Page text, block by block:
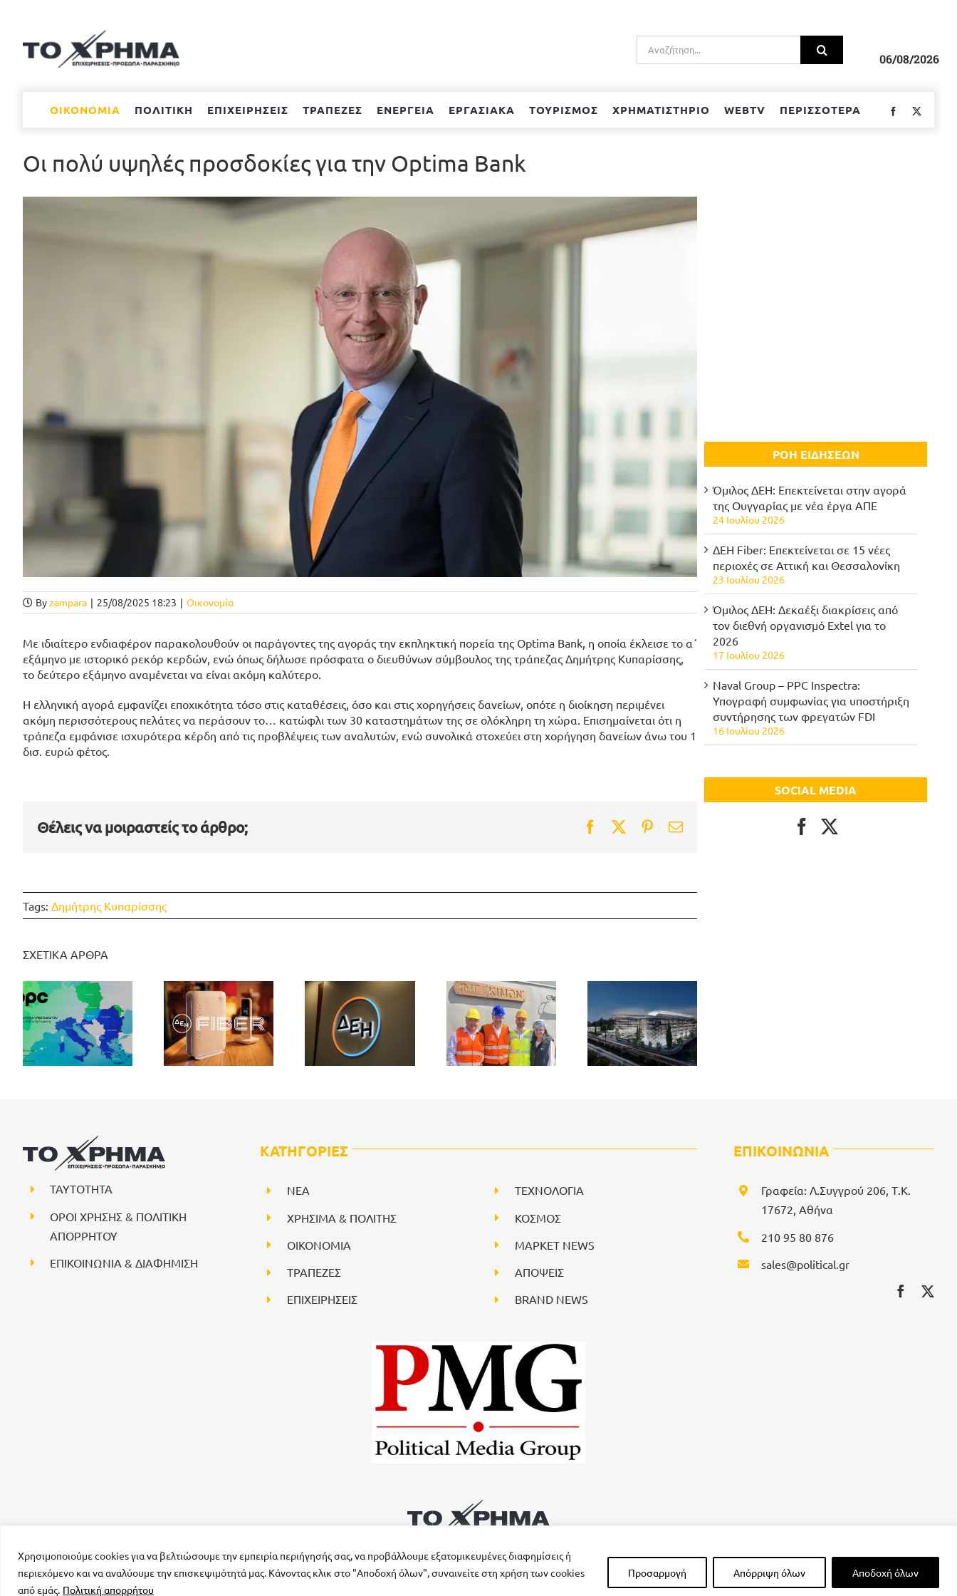
Χρησιμοποιούμε cookies για να βελτιώσουμε την εμπειρία περιήγησής σας, να προβάλλουμε εξατομικευμένες διαφημίσεις ή
περιεχόμενο και να αναλύουμε την επισκεψιμότητά μας. Κάνοντας κλικ στο "Αποδοχή όλων", συναινείτε στη χρήση των cookies
από εμάς. Πολιτική απορρήτου
Προσαρμογή Απόρριψη όλων Αποδοχή όλων
περιεχόμενο
Αναζήτηση
για:
06/08/2026
ΟΙΚΟΝΟΜΙΑ ΠΟΛΙΤΙΚΗ ΕΠΙΧΕΙΡΗΣΕΙΣ ΤΡΑΠΕΖΕΣ ΕΝΕΡΓΕΙΑ ΕΡΓΑΣΙΑΚΑ ΤΟΥΡΙΣΜΟΣ ΧΡΗΜΑΤΙΣΤΗΡΙΟ WEBTV ΠΕΡΙΣΣΟΤΕΡΑ Facebook
Οι πολύ υψηλές προσδοκίες για την Optima Bank
Byzampara | 25/08/2025 18:23 | Οικονομία
Με ιδιαίτερο ενδιαφέρον παρακολουθούν οι παράγοντες της αγοράς την εκπληκτική πορεία της Optima Bank, η οποία έκλεισε το α΄
εξάμηνο με ιστορικό ρεκόρ κερδών, ενώ όπως δήλωσε πρόσφατα ο διευθύνων σύμβουλος της τράπεζας Δημήτρης Κυπαρίσσης,
το δεύτερο εξάμηνο αναμένεται να είναι ακόμη καλύτερο.
Η ελληνική αγορά εμφανίζει εποχικότητα τόσο στις καταθέσεις, όσο και στις χορηγήσεις δανείων, οπότε η διοίκηση περιμένει
ακόμη περισσότερους πελάτες να περάσουν το… κατώφλι των 30 καταστημάτων της σε ολόκληρη τη χώρα. Επισημαίνεται ότι η
τράπεζα εμφάνισε ισχυρότερα κέρδη από τις προβλέψεις των αναλυτών, ενώ συνολικά στοχεύει στη χορήγηση δανείων άνω του 1
δισ. ευρώ φέτος.
Θέλεις να μοιραστείς το άρθρο; Facebook
TwitterPinterest
Email
Tags: Δημήτρης Κυπαρίσσης
ΣΧΕΤΙΚΑ ΑΡΘΡΑ
ΡΟΗ ΕΙΔΗΣΕΩΝ
Όμιλος ΔΕΗ: Επεκτείνεται στην αγορά
της Ουγγαρίας με νέα έργα ΑΠΕ
24 Ιουλίου 2026
ΔΕΗ Fiber: Επεκτείνεται σε 15 νέες
περιοχές σε Αττική και Θεσσαλονίκη
23 Ιουλίου 2026
Όμιλος ΔΕΗ: Δεκαέξι διακρίσεις από
τον διεθνή οργανισμό Extel για το
2026
17 Ιουλίου 2026
Naval Group – PPC Inspectra:
Υπογραφή συμφωνίας για υποστήριξη
συντήρησης των φρεγατών FDI
16 Ιουλίου 2026
SOCIAL MEDIA
ΤΑΥΤΟΤΗΤΑ
ΟΡΟΙ ΧΡΗΣΗΣ & ΠΟΛΙΤΙΚΗ
ΑΠΟΡΡΗΤΟΥ
ΕΠΙΚΟΙΝΩΝΙΑ & ΔΙΑΦΗΜΙΣΗ
ΚΑΤΗΓΟΡΙΕΣ
NEA
ΧΡΗΣΙΜΑ & ΠΟΛΙΤΗΣ
ΟΙΚΟΝΟΜΙΑ
ΤΡΑΠΕΖΕΣ
ΕΠΙΧΕΙΡΗΣΕΙΣ
ΤΕΧΝΟΛΟΓΙΑ
ΚΟΣΜΟΣ
ΜΑΡΚΕΤ NEWS
ΑΠΟΨΕΙΣ
BRAND NEWS
ΕΠΙΚΟΙΝΩΝΙΑ
Γραφεία: Λ.Συγγρού 206, Τ.Κ.
17672, Αθήνα
210 95 80 876
sales@political.gr
All rights reserved – Powered byFOCUS ON GROUP